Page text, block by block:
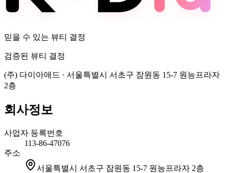
믿을 수 있는 뷰티 결정
검증된 뷰티 결정
(주) 다이아애드 · 서울특별시 서초구 잠원동 15-7 원능프라자
2층
회사정보
사업자 등록번호
113-86-47076
주소
서울특별시 서초구 잠원동 15-7 원능프라자 2층